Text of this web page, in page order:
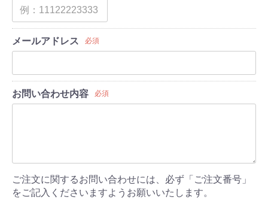
メールアドレス 必須
お問い合わせ内容 必須
ご注文に関するお問い合わせには、必ず「ご注文番号」
をご記入くださいますようお願いいたします。